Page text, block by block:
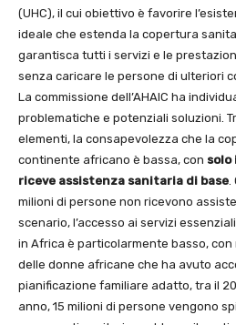
(UHC), il cui obiettivo è favorire
ideale che estenda la copertura
garantisca tutti i servizi e le
senza caricare le persone di ulteriori
La commissione dell’AHAIC ha
problematiche e potenziali soluzioni.
elementi, la consapevolezza che la
continente africano è bassa, con solo
riceve assistenza sanitaria di base
milioni di persone non ricevono
scenario, l’accesso ai servizi
in Africa è particolarmente basso, con
delle donne africane che ha avuto
pianificazione familiare adatto, tra il
anno, 15 milioni di persone vengono